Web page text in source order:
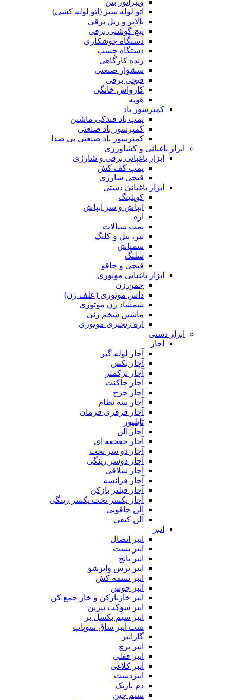
اتو لوله سبز (اتو لوله کشی)
بالابر و ریل برقی
پیچ گوشتی برقی
دستگاه جوشکاری
دستگاه چسب
رنده کارگاهی
سشوار صنعتی
قیچی برقی
کارواش خانگی
هویه
کمپرسور باد
پمپ باد فندکی ماشین
کمپرسور باد صنعتی
کمپرسور باد صنعتی بی صدا
ابزار باغبانی و کشاورزی
ابزار باغبانی برقی و شارژی
پمپ کف کش
قیچی شارژی
ابزار باغبانی دستی
کوپلینگ
آبپاش و سر آبپاش
اره
پمپ سیالات
تبر، بیل و کلنگ
سمپاش
شلنگ
قیچی و چاقو
ابزار باغبانی موتوری
چمن زن
داس موتوری (علف زن)
شمشاد زن موتوری
ماشین شخم زنی
اره زنجیری موتوری
ابزار دستی
آچار
آچار لوله گیر
آچار بکس
آچار ترکمتر
آچار چاکنت
آچار چرخ
آچار سه نظام
آچار قرقری فرمان
تایلیور
آچار آلن
آچار جغجغه ای
آچار دو سر تخت
آچار دوسر رینگی
آچار شلاقی
آچار فرانسه
آچار فیلتر بازکن
آچار یکسر تخت یکسر رینگی
آلن چاقویی
آلن کیفی
انبر
انبر اتصال
انبر بست
انبر پانچ
انبر پرس وایرشو
انبر تسمه کش
انبر جوش
انبر خاربازکن و خار جمع کن
انبر سوکت بنزین
انبر سیم بکسل بر
ست انبر ساق سوپاپ
گازانبر
انبر پرچ
انبر قفلی
انبر کلاغی
انبردست
دم باریک
سیم چین